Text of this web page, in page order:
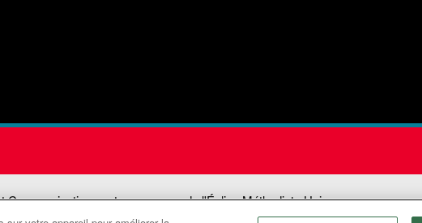
Communications est une agence de l'Église Méthodiste Unie